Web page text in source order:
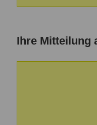
Ihre Mitteilung